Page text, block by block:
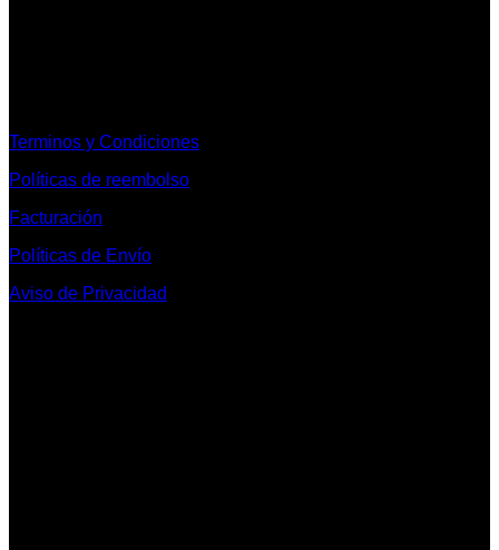
Terminos y Condiciones
Políticas de reembolso
Facturación
Políticas de Envío
Aviso de Privacidad